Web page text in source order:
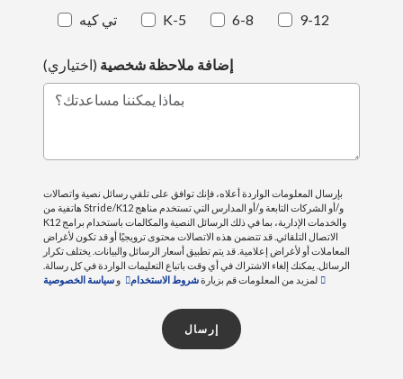
تي كيه K-5 6-8 9-12
إضافة ملاحظة شخصية (اختياري)
بماذا يمكننا مساعدتك؟
بإرسال المعلومات الواردة أعلاه، فإنك توافق على تلقي رسائل نصية واتصالات
هاتفية من Stride/K12 و/أو الشركات التابعة و/أو المدارس التي تستخدم مناهج
K12 والخدمات الإدارية، بما في ذلك الرسائل النصية والمكالمات باستخدام برامج
الاتصال التلقائي. قد تتضمن هذه الاتصالات محتوى ترويجيًا أو قد تكون لأغراض
المعاملات أو لأغراض إعلامية. قد يتم تطبيق أسعار الرسائل والبيانات. يختلف تكرار
الرسائل. يمكنك إلغاء الاشتراك في أي وقت باتباع التعليمات الواردة في كل رسالة.
لمزيد من المعلومات قم بزيارةشروط الاستخدام و سياسة الخصوصية
إرسال